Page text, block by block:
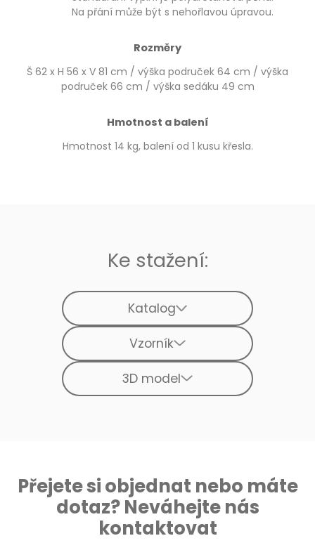
Na přání může být s nehořlavou úpravou.
Rozměry
Š 62 x H 56 x V 81 cm / výška područek 64 cm / výška
područek 66 cm / výška sedáku 49 cm
Hmotnost a balení
Hmotnost 14 kg, balení od 1 kusu křesla.
Ke stažení:
Katalog
Vzorník
3D model
Přejete si objednat nebo máte
dotaz? Neváhejte nás
kontaktovat